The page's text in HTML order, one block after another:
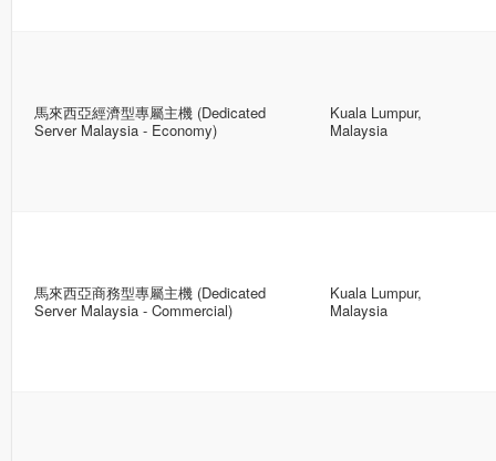
馬來西亞經濟型專屬主機 (Dedicated
Server Malaysia - Economy)
Kuala Lumpur,
Malaysia
馬來西亞商務型專屬主機 (Dedicated
Server Malaysia - Commercial)
Kuala Lumpur,
Malaysia